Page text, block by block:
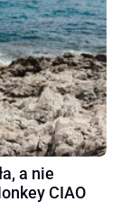
a nie
CIAO